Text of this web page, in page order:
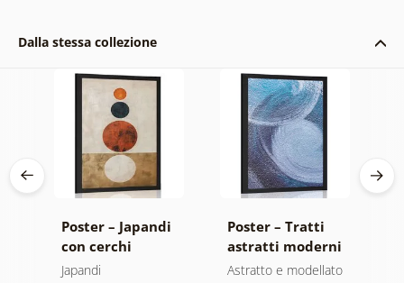
Dalla stessa collezione
Poster – Japandi
con cerchi
moderni
Japandi
Poster – Tratti
astratti moderni
Astratto e modellato